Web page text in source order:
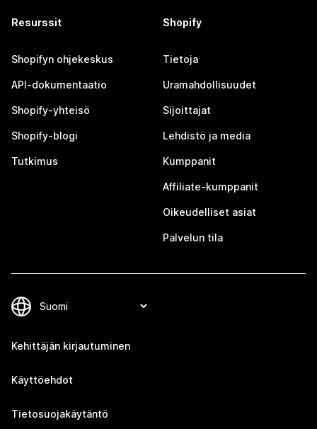
Resurssit
Shopifyn ohjekeskus
API-dokumentaatio
Shopify-yhteisö
Shopify-blogi
Tutkimus
Shopify
Tietoja
Uramahdollisuudet
Sijoittajat
Lehdistö ja media
Kumppanit
Affiliate-kumppanit
Oikeudelliset asiat
Palvelun tila
Kehittäjän kirjautuminen
Käyttöehdot
Tietosuojakäytäntö